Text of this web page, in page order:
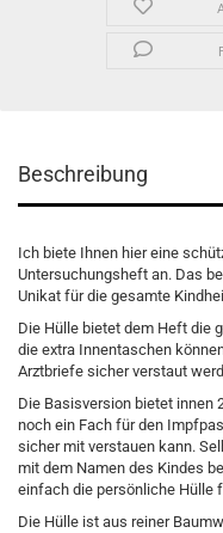
Beschreibung
Ich biete Ihnen hier eine
Untersuchungsheft an. Das
Unikat für die gesamte
Die Hülle bietet dem Heft die
die extra Innentaschen
Arztbriefe sicher verstaut
Die Basisversion bietet innen
noch ein Fach für den
sicher mit verstauen kann.
mit dem Namen des Kindes
einfach die persönliche Hülle
Die Hülle ist aus reiner